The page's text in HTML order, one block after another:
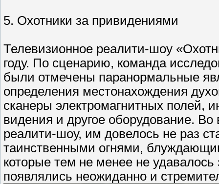
5. Охотники за привидениями
Телевизионное реалити-шоу
году. По сценарию, команда
были отмечены паранормальные
определения местонахождения
сканеры электромагнитных полей,
видения и другое оборудование.
реалити-шоу, им довелось не раз
таинственными огнями,
которые тем не менее не
появлялись неожиданно и